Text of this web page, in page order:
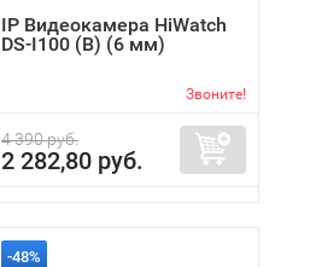
IP Видеокамера HiWatch
DS-I100 (B) (6 мм)
Звоните!
4 390 руб.
2 282,80 руб.
-48%